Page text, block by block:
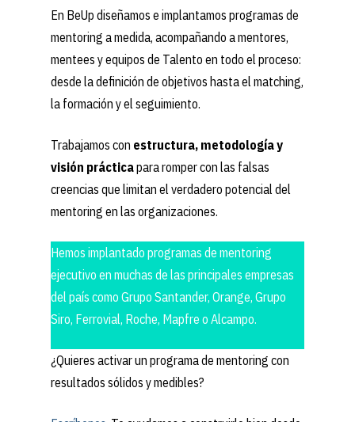
En BeUp diseñamos e implantamos programas de
mentoring a medida, acompañando a mentores,
mentees y equipos de Talento en todo el proceso:
desde la definición de objetivos hasta el matching,
la formación y el seguimiento.
Trabajamos con estructura, metodología y
visión prácticapara romper con las falsas
creencias que limitan el verdadero potencial del
mentoring en las organizaciones.
Hemos implantado programas de mentoring
ejecutivo en muchas de las principales empresas
del país como Grupo Santander, Orange, Grupo
Siro, Ferrovial, Roche, Mapfre o Alcampo.
¿Quieres activar un programa de mentoring con
resultados sólidos y medibles?